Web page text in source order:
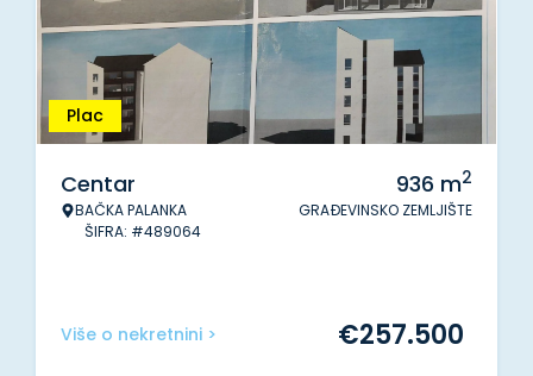
Plac
Centar
BAČKA PALANKA
ŠIFRA: #489064
936 m2
GRAĐEVINSKO ZEMLJIŠTE
Više o nekretnini > €257.500